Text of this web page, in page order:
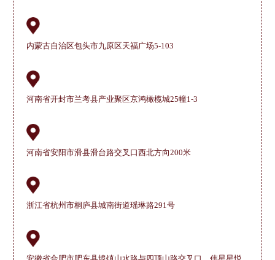
内蒙古自治区包头市九原区天福广场5-103
河南省开封市兰考县产业聚区京鸿橄榄城25幢1-3
河南省安阳市滑县滑台路交叉口西北方向200米
浙江省杭州市桐庐县城南街道瑶琳路291号